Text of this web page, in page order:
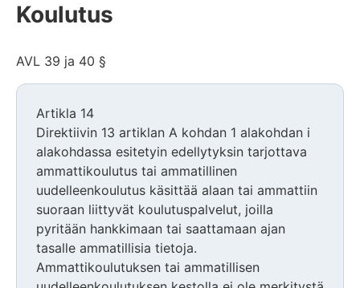
Koulutus
AVL 39 ja 40 §
Artikla 14
Direktiivin 13 artiklan A kohdan 1 alakohdan i
alakohdassa esitetyin edellytyksin tarjottava
ammattikoulutus tai ammatillinen
uudelleenkoulutus käsittää alaan tai ammattiin
suoraan liittyvät koulutuspalvelut, joilla
pyritään hankkimaan tai saattamaan ajan
tasalle ammatillisia tietoja.
Ammattikoulutuksen tai ammatillisen